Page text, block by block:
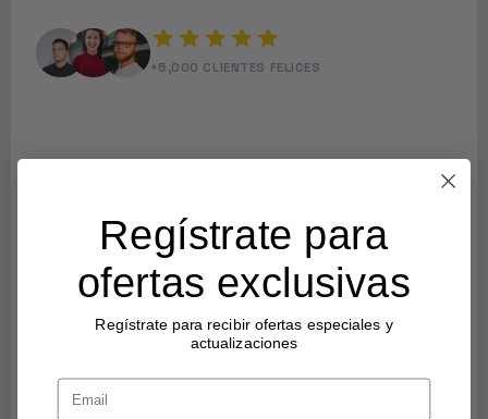
star star star star star
+5,000 CLIENTES FELICES
Regístrate para
ofertas exclusivas
Regístrate para recibir ofertas especiales y
actualizaciones
Email